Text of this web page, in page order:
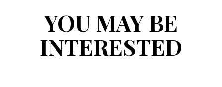
YOU MAY BE
INTERESTED